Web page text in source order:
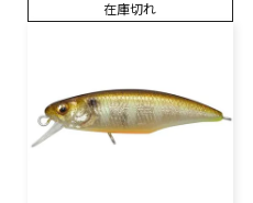
在庫切れ